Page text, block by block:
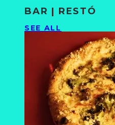
BAR | RESTÓ
SEE ALL